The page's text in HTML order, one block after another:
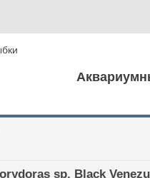
sp. Black